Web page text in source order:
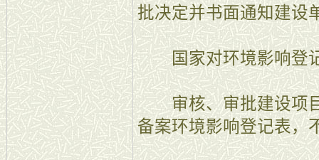
批决定并书面通知建设
国家对环境影响登记
审核、审批建设项目
备案环境影响登记表，